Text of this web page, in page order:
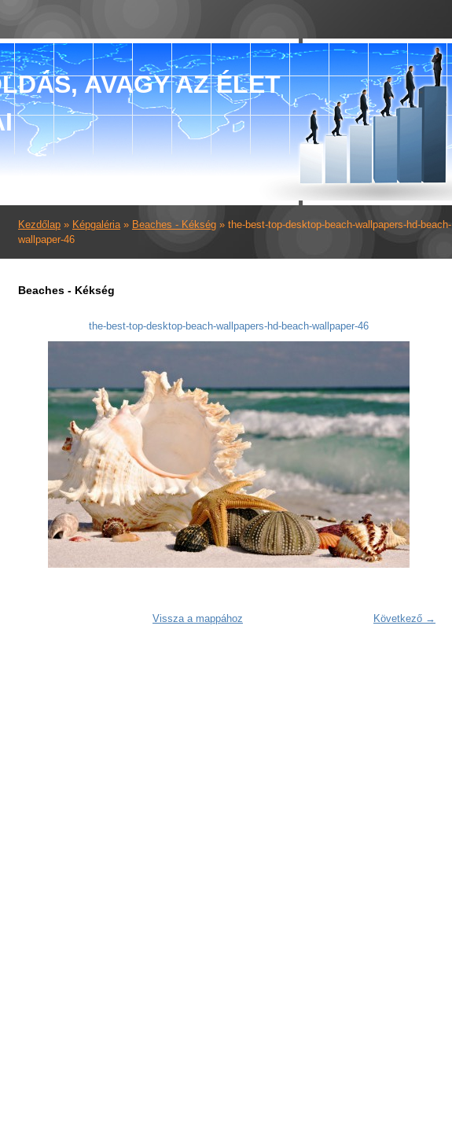
AVAGY AZ ÉLET
Kezdőlap » Képgaléria» Beaches - Kékség » the-best-top-desktop-beach-wallpapers-hd-beach-
wallpaper-46
Beaches - Kékség
the-best-top-desktop-beach-wallpapers-hd-beach-wallpaper-46
Következő →
Vissza a mappához